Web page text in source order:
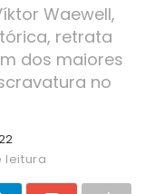
Waewell,
retrata
dos maiores
no
leitura